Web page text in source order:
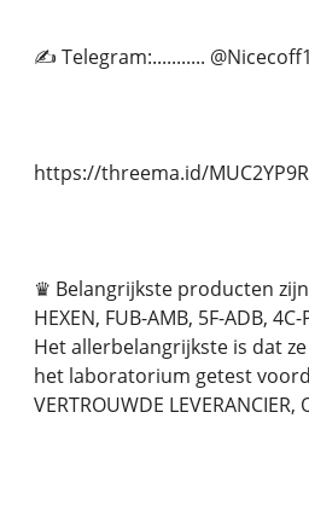
✍ Telegram:...........
https://threema.id/MUC2YP9R
♛ Belangrijkste producten zijn:
HEXEN, FUB-AMB, 5F-ADB,
Het allerbelangrijkste is dat
het laboratorium getest
VERTROUWDE